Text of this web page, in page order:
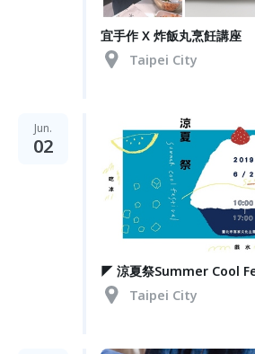
宜手作 X 炸飯丸烹飪講座
Taipei City
Jun.
02
◤ 涼夏祭Summer Cool
Taipei City